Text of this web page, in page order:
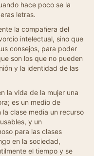
hace poco se la
letras.
la compañera del
intelectual, sino que
consejos, para poder
son los que no pueden
y la identidad de las
la vida de la mujer una
es un medio de
clase media un recurso
y un
para las clases
en la sociedad,
el tiempo y se